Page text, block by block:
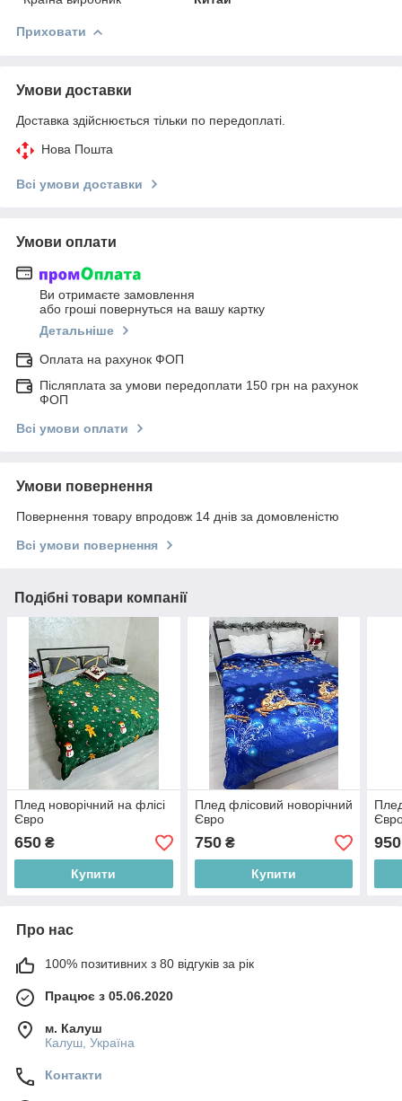
Приховати
Умови доставки
Доставка здійснюється тільки по передоплаті.
Нова Пошта
Всі умови доставки
Умови оплати
Ви отримаєте замовлення
або гроші повернуться на вашу картку
Детальніше
Оплата на рахунок ФОП
Післяплата за умови передоплати 150 грн на рахунок
ФОП
Всі умови оплати
Умови повернення
Повернення товару впродовж 14 днів за домовленістю
Всі умови повернення
Подібні товари компанії
Плед новорічний на флісі
Євро
650 ₴
Купити
Плед флісовий новорічний
Євро
750₴
Купити
950
Про нас
100% позитивних з 80 відгуків за рік
Працює з 05.06.2020
м. Калуш
Калуш, Україна
Контакти